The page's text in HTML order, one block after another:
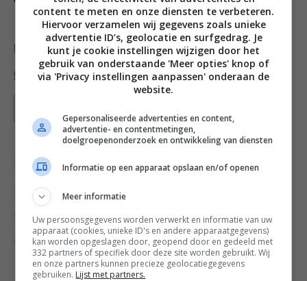
Deel dit recept
Chocolade Gangen Gelegenheid
Kerstrecepten
Recepten Sinterklaas recepten
Toetjes & ander zoets Valentijn recepten
content te meten en onze diensten te verbeteren.
Hiervoor verzamelen wij gegevens zoals unieke
advertentie ID’s, geolocatie en surfgedrag. Je
kunt je cookie instellingen wijzigen door het
gebruik van onderstaande 'Meer opties' knop of
via 'Privacy instellingen aanpassen' onderaan de
website.
Gepersonaliseerde advertenties en content,
advertentie- en contentmetingen,
doelgroepenonderzoek en ontwikkeling van diensten
Informatie op een apparaat opslaan en/of openen
Meer informatie
Uw persoonsgegevens worden verwerkt en informatie van uw
apparaat (cookies, unieke ID's en andere apparaatgegevens)
kan worden opgeslagen door, geopend door en gedeeld met
332 partners of specifiek door deze site worden gebruikt. Wij
en onze partners kunnen precieze geolocatiegegevens
gebruiken. Lijst met partners.